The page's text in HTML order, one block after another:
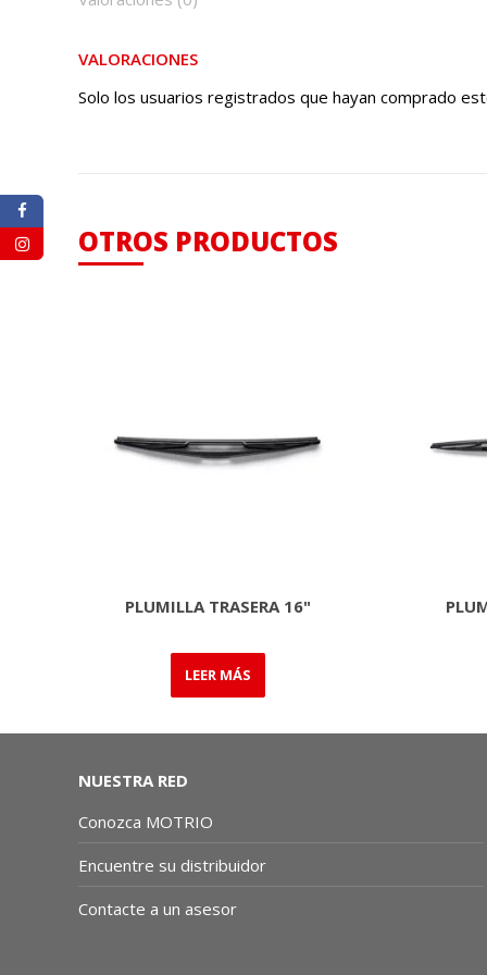
VALORACIONES
Solo los usuarios registrados que hayan comprado
OTROS PRODUCTOS
PLUMILLA TRASERA 16"
LEER MÁS
NUESTRA RED
Conozca MOTRIO
Encuentre su distribuidor
Contacte a un asesor